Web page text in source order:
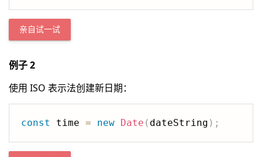
亲自试一试
例子 2
使用 ISO 表示法创建新日期：
const time = new Date ( dateString ) ;